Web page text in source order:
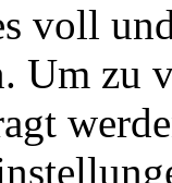
voll
Um zu